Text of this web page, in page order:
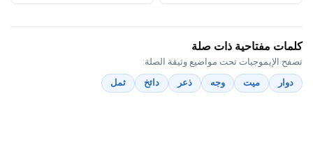
كلمات مفتاحية ذات صلة
تصفح الإيموجيات تحت مواضيع وثيقة الصلة:
دوار
ميت وجه ذعر دائخ ثمل